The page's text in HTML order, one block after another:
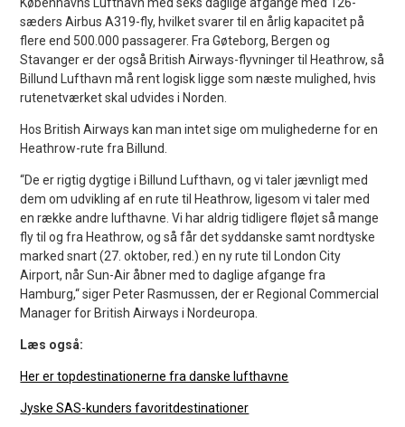
sæders Airbus A319-fly, hvilket svarer til en årlig kapacitet på
flere end 500.000 passagerer. Fra Gøteborg, Bergen og
Stavanger er der også British Airways-flyvninger til Heathrow, så
Billund Lufthavn må rent logisk ligge som næste mulighed, hvis
rutenetværket skal udvides i Norden.
Hos British Airways kan man intet sige om mulighederne for en
Heathrow-rute fra Billund.
“De er rigtig dygtige i Billund Lufthavn, og vi taler jævnligt med
dem om udvikling af en rute til Heathrow, ligesom vi taler med
en række andre lufthavne. Vi har aldrig tidligere fløjet så mange
fly til og fra Heathrow, og så får det syddanske samt nordtyske
marked snart (27. oktober, red.) en ny rute til London City
Airport, når Sun-Air åbner med to daglige afgange fra
Hamburg,“ siger Peter Rasmussen, der er Regional Commercial
Manager for British Airways i Nordeuropa.
Læs også:
Her er topdestinationerne fra danske lufthavne
Jyske SAS-kunders favoritdestinationer